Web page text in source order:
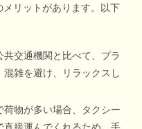
リットがあります。以下
共交通機関と比べて、プラ
雑を避け、リラックスし
荷物が多い場合、タクシー